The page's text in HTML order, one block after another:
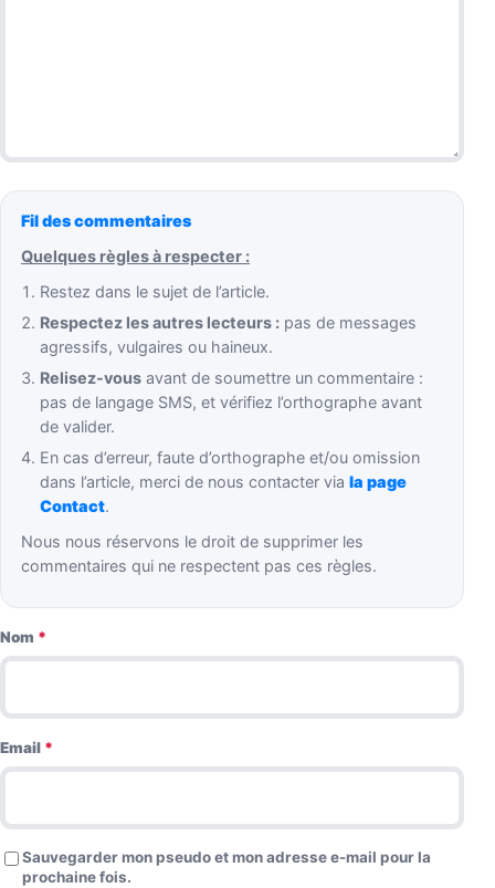
Fil des commentaires
Quelques règles à respecter :
Restez dans le sujet de l’article.
Respectez les autres lecteurs : pas de messages
agressifs, vulgaires ou haineux.
Relisez-vous avant de soumettre un commentaire :
pas de langage SMS, et vérifiez l’orthographe avant
de valider.
En cas d’erreur, faute d’orthographe et/ou omission
dans l’article, merci de nous contacter viala page
Contact.
Nous nous réservons le droit de supprimer les
commentaires qui ne respectent pas ces règles.
Nom *
Email *
Sauvegarder mon pseudo et mon adresse e-mail pour la
prochaine fois.